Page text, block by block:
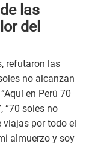
las
del
refutaron las
no alcanzan
en Perú 70
“70 soles no
viajas por todo el
almuerzo y soy